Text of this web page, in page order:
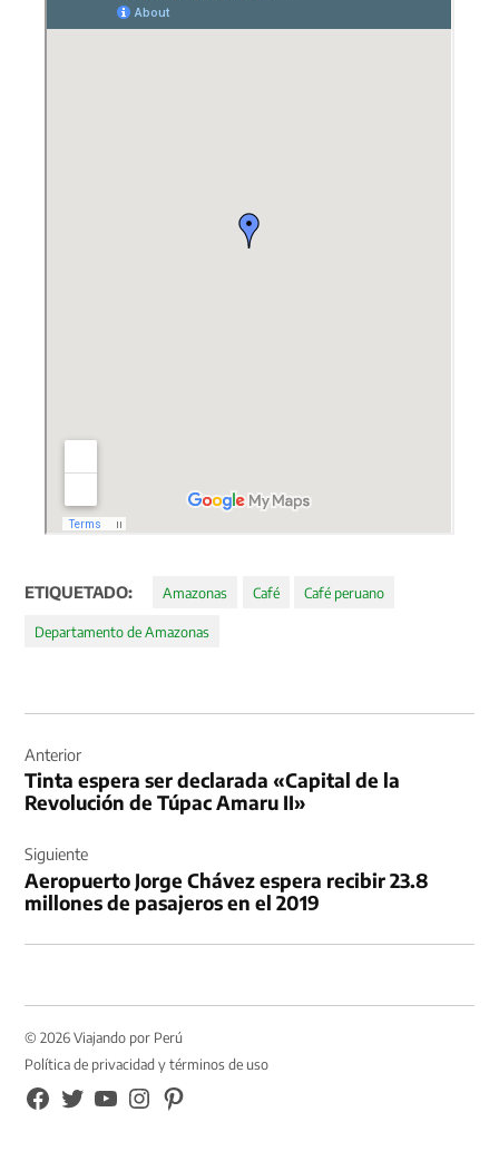
ETIQUETADO: Amazonas Café Café peruano
Departamento de Amazonas
de
entradas
Anterior
Tinta espera ser declarada «Capital de la
Revolución de Túpac Amaru II»
Siguiente
Aeropuerto Jorge Chávez espera recibir 23.8
millones de pasajeros en el 2019
© 2026 Viajando por Perú
Política de privacidad y términos de uso
FB
TW YouTubeInstagramPinterest